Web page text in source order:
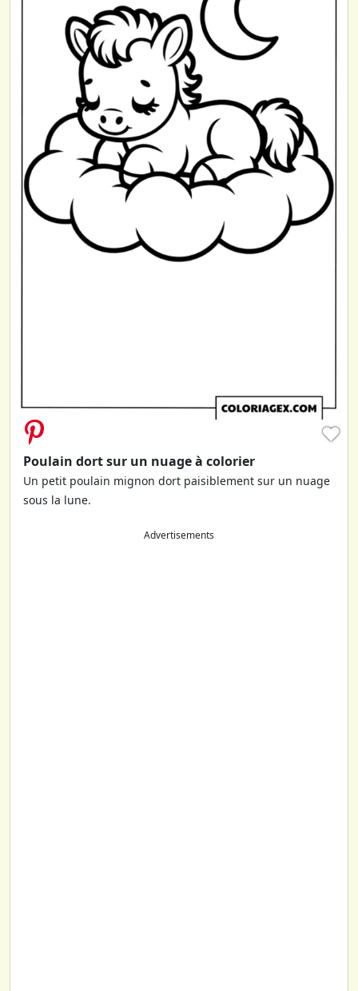
♥
Poulain dort sur un nuage à colorier
Un petit poulain mignon dort paisiblement sur un nuage
sous la lune.
Advertisements